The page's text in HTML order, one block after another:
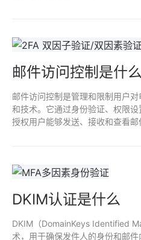
诈。
邮件访问控制是什么
邮件访问控制是管理和限制用户
和技术。它通过身份验证、权限
授权用户能够发送、接收和查看
DKIM认证是什么
DKIM（DomainKeys Identified
术，用于确保发件人的身份和邮